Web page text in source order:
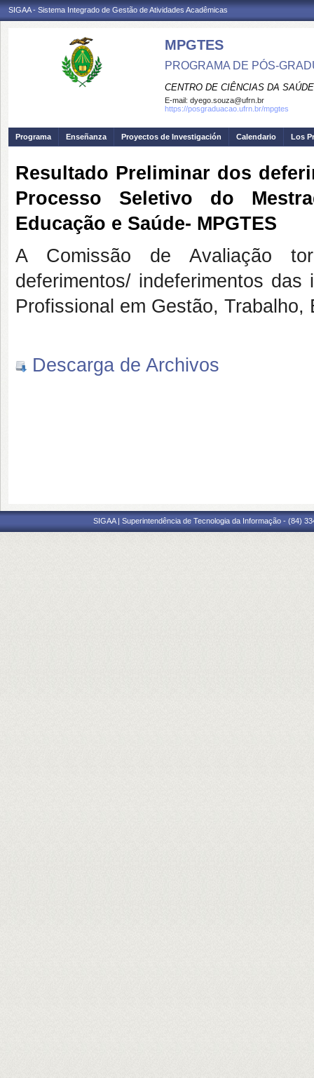
SIGAA - Sistema Integrado de Gestão de Atividades Acadêmicas
MPGTES
PROGRAMA DE PÓS-
CENTRO DE CIÊNCIAS DA SAÚDE
E-mail: dyego.souza@ufrn.br
https://posgraduacao.ufrn.br/mpgtes
Programa Enseñanza Proyectos de Investigación Calendario Los
Resultado Preliminar dos
Processo Seletivo do
Educação e Saúde- MPGTES
A Comissão de Avaliação
deferimentos/ indeferimentos
Profissional em Gestão,
Descarga de Archivos
SIGAA | Superintendência de Tecnologia da Informação - (84)